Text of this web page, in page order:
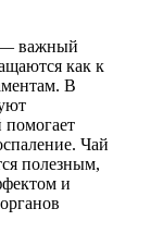
— важный
как к
В
помогает
Чай
полезным,
и